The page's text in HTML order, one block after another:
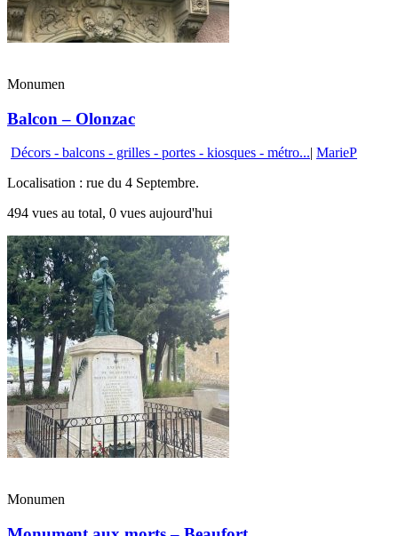
Monumen
Balcon – Olonzac
Décors - balcons - grilles - portes - kiosques - métro...| MarieP
Localisation : rue du 4 Septembre.
494 vues au total, 0 vues aujourd'hui
Monumen